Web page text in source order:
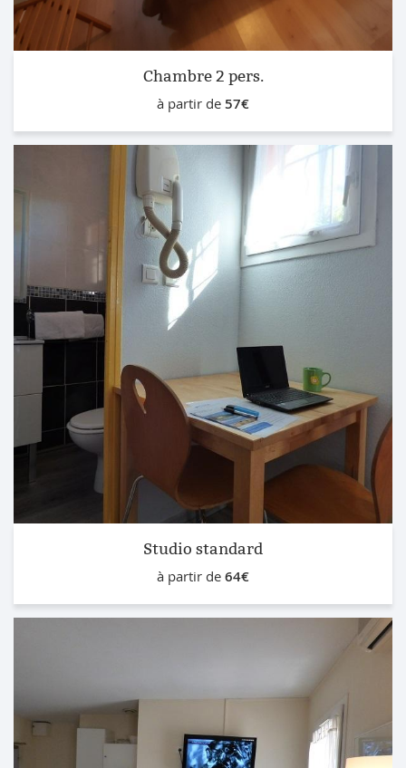
Chambre 2 pers.
à partir de 57€
Studio standard
à partir de 64€